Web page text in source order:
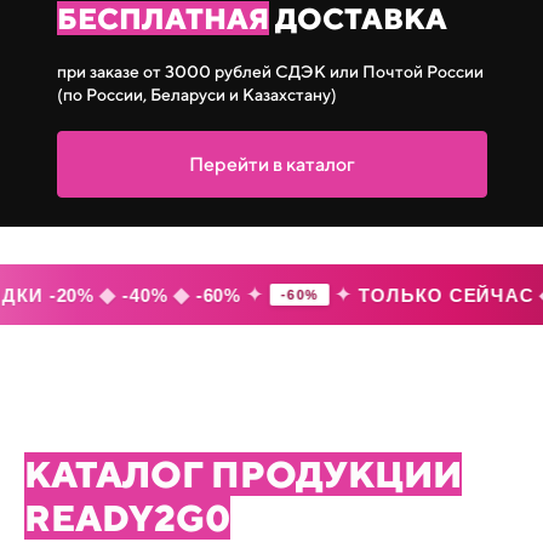
при заказе от 3000 рублей СДЭК или Почтой России
(по России, Беларуси и Казахстану)
БЕСПЛАТНАЯ ДОСТАВКА
Перейти в каталог
-20% ◆ -40% ◆ -60% ✦ -60% ✦ ТОЛЬКО СЕЙЧАС
КАТАЛОГ ПРОДУКЦИИ
READY2G0